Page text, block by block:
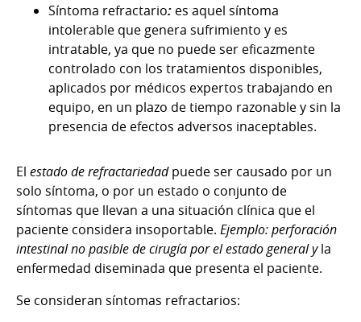
Síntoma refractario: es aquel síntoma
intolerable que genera sufrimiento y es
intratable, ya que no puede ser eficazmente
controlado con los tratamientos disponibles,
aplicados por médicos expertos trabajando en
equipo, en un plazo de tiempo razonable y sin la
presencia de efectos adversos inaceptables.
El estado de refractariedadpuede ser causado por un
solo síntoma, o por un estado o conjunto de
síntomas que llevan a una situación clínica que el
paciente considera insoportable. Ejemplo: perforación
intestinal no pasible de cirugía por el estado general yla
enfermedad diseminada que presenta el paciente.
Se consideran síntomas refractarios: